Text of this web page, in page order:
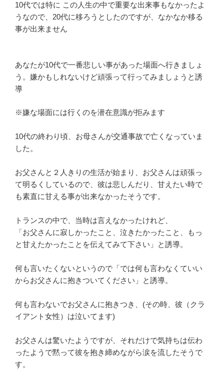
10代では特に この人生の中で重要な出来事もなかったよ
うなので、20代に移ろうとしたのですが、なかなか移る
事が出来ません
あなたが10代で一番悲しい事があった場面へ行きましょ
う。嫌かもしれないけど頑張って行ってみましょうと誘
導
※嫌な場面には行くのを潜在意識が拒みます
10代の終わり頃、お母さんが交通事故で亡くなっていま
した。
お父さんと２人きりの生活が始まり、お父さんは頑張っ
て明るくしているので、彼は悲しんだり、甘えたい時で
も素直に甘える事が出来なかったそうです。
トランスの中で、当時は言えなかったけれど、
「お父さんに寂しかったこと、泣きたかったこと、もっ
と甘えたかったことを伝えてみて下さい」と誘導。
何も言いたくないというので「では何も言わなくていい
からお父さんに抱きついてください」と誘導。
何も言わないでお父さんに抱きつき、(その時、彼（クラ
イアント女性）は泣いてます)
お父さんは驚いたようですが、それだけで気持ちは伝わ
ったようで黙って彼を抱き締めながら涙を流したそうで
す。